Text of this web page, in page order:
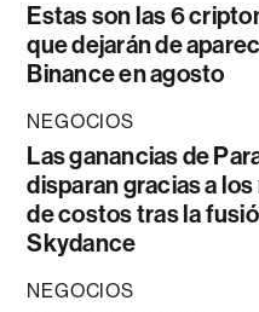
Estas son las 6
que dejarán de
Binance en agosto
NEGOCIOS
Las ganancias de
disparan gracias a
de costos tras la
Skydance
NEGOCIOS